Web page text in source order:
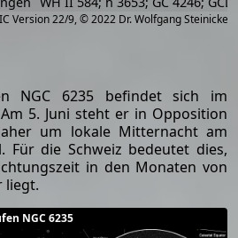
Version 22/9, © 2022 Dr. Wolfgang Steinicke
NGC 6235 befindet sich im
5. Juni steht er in Opposition
um lokale Mitternacht am
Für die Schweiz bedeutet dies,
in den Monaten von
liegt.
NGC 6235